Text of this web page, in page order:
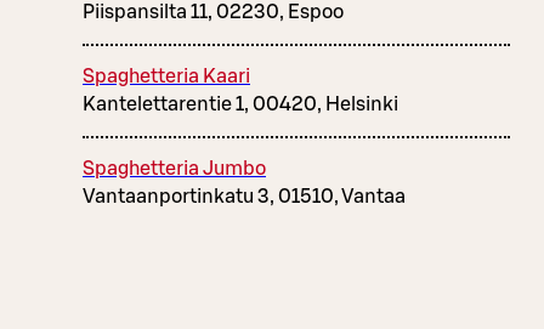
Piispansilta 11, 02230, Espoo
Spaghetteria Kaari
Kantelettarentie 1, 00420, Helsinki
Spaghetteria Jumbo
Vantaanportinkatu 3, 01510, Vantaa